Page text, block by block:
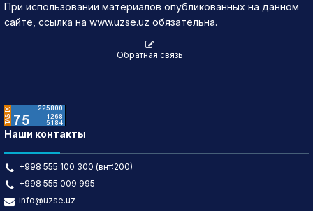
При использовании материалов опубликованных на данном
сайте, ссылка на www.uzse.uz обязательна.
Обратная связь
Наши контакты
+998 555 100 300 (внт:200)
+998 555 009 995
info@uzse.uz